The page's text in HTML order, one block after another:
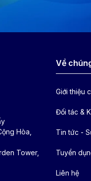
Hòa,
Tower,
Về
Giới thiệu
Đối tác &
Tin tức -
Tuyển
Liên hệ